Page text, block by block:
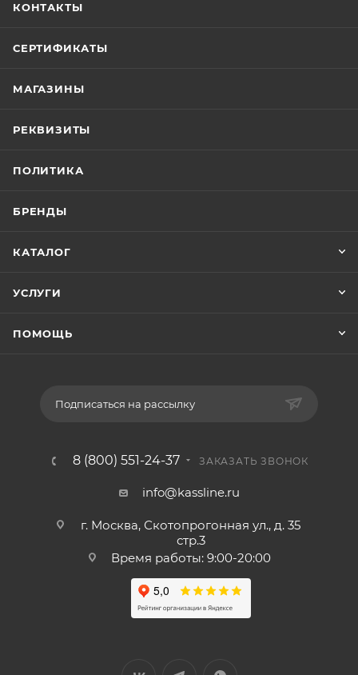
КОНТАКТЫ
СЕРТИФИКАТЫ
МАГАЗИНЫ
РЕКВИЗИТЫ
ПОЛИТИКА
БРЕНДЫ
КАТАЛОГ
УСЛУГИ
ПОМОЩЬ
Подписаться на рассылку
8 (800) 551-24-37 ЗАКАЗАТЬ ЗВОНОК
info@kassline.ru
г. Москва, Скотопрогонная ул., д. 35
стр.3
Время работы: 9:00-20:00